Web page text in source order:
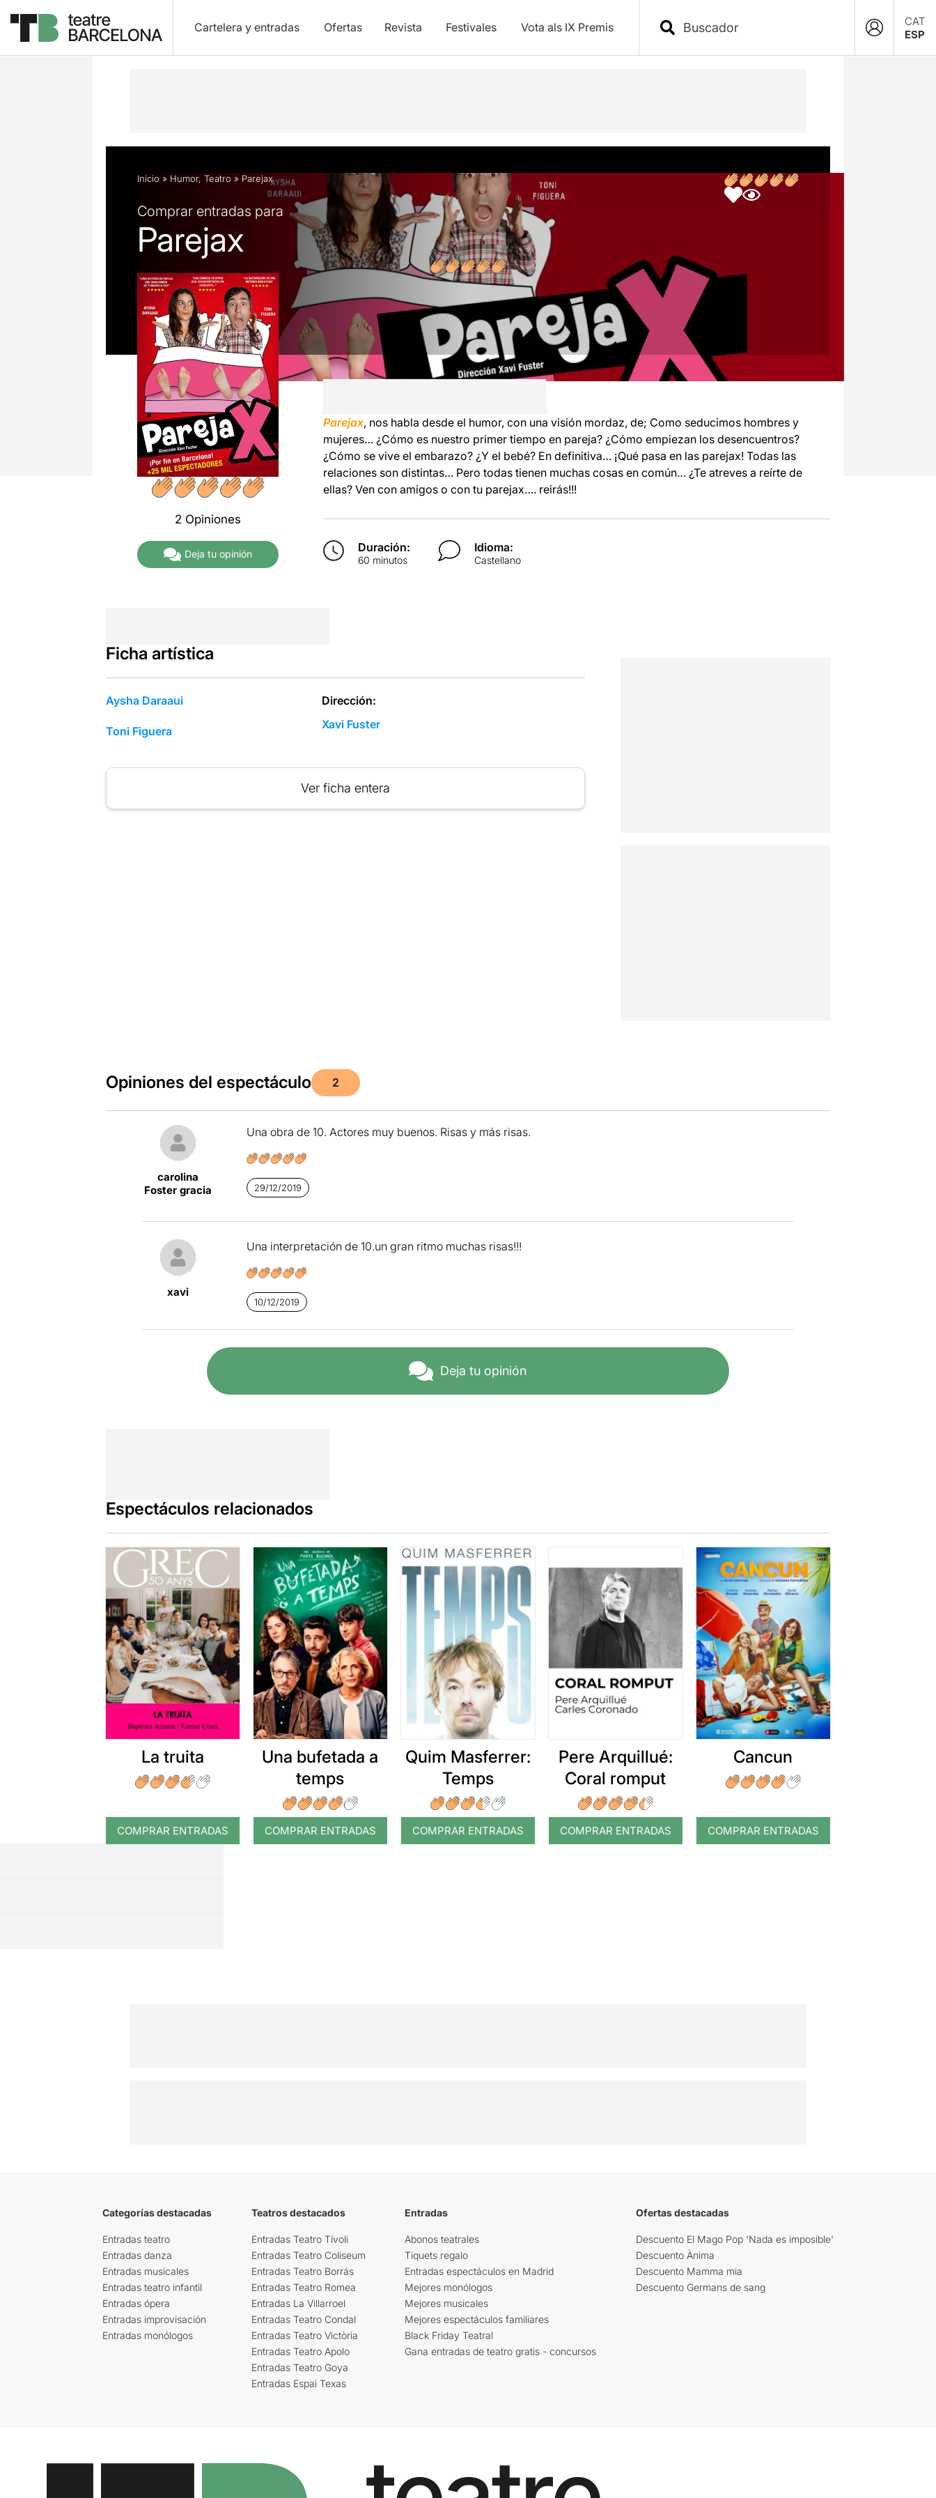
Cartelera y entradas Ofertas Revista Festivales Vota als IX Premis
CAT
ESP
Descripción Ficha artística Opiniones
Inicio » Humor, Teatro » Parejax
Comprar entradas para
Parejax
2 Opiniones
Deja tu opinión
Parejax, nos habla desde el humor, con una visión mordaz, de; Como seducimos hombres y
mujeres… ¿Cómo es nuestro primer tiempo en pareja? ¿Cómo empiezan los desencuentros?
¿Cómo se vive el embarazo? ¿Y el bebé? En definitiva… ¡Qué pasa en las parejax! Todas las
relaciones son distintas… Pero todas tienen muchas cosas en común… ¿Te atreves a reírte de
ellas? Ven con amigos o con tu parejax…. reirás!!!
Duración:
60 minutos
Idioma:
Castellano
Ficha artística
Aysha Daraaui
Toni Figuera
Dirección:
Xavi Fuster
Ver ficha entera
Opiniones del espectáculo 2
carolina
Foster gracia
Una obra de 10. Actores muy buenos. Risas y más risas.
29/12/2019
xavi
Una interpretación de 10.un gran ritmo muchas risas!!!
10/12/2019
Deja tu opinión
Espectáculos relacionados
La truita
COMPRAR ENTRADAS
Una bufetada a
temps
COMPRAR ENTRADAS
Quim Masferrer:
Temps
COMPRAR ENTRADAS
Pere Arquillué:
Coral romput
COMPRAR ENTRADAS
Cancun
COMPRAR ENTRADAS
Categorías destacadas
Entradas teatro
Entradas danza
Entradas musicales
Entradas teatro infantil
Entradas ópera
Entradas improvisación
Entradas monólogos
Teatros destacados
Entradas Teatro Tívoli
Entradas Teatro Coliseum
Entradas Teatro Borrás
Entradas Teatro Romea
Entradas La Villarroel
Entradas Teatro Condal
Entradas Teatro Victòria
Entradas Teatro Apolo
Entradas Teatro Goya
Entradas Espai Texas
Entradas
Abonos teatrales
Tiquets regalo
Entradas espectáculos en Madrid
Mejores monólogos
Mejores musicales
Mejores espectáculos familiares
Black Friday Teatral
Gana entradas de teatro gratis - concursos
Ofertas destacadas
Descuento El Mago Pop 'Nada es imposible'
Descuento Ànima
Descuento Mamma mia
Descuento Germans de sang